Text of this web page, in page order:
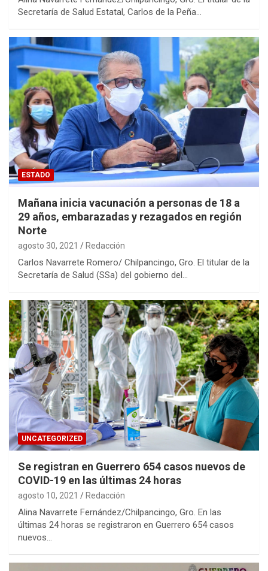
Secretaría de Salud Estatal, Carlos de la Peña…
ESTADO
Mañana inicia vacunación a personas de 18 a
29 años, embarazadas y rezagados en región
Norte
agosto 30, 2021 Redacción
Carlos Navarrete Romero/ Chilpancingo, Gro. El titular de la
Secretaría de Salud (SSa) del gobierno del…
UNCATEGORIZED
Se registran en Guerrero 654 casos nuevos de
COVID-19 en las últimas 24 horas
agosto 10, 2021 Redacción
Alina Navarrete Fernández/Chilpancingo, Gro. En las
últimas 24 horas se registraron en Guerrero 654 casos
nuevos…